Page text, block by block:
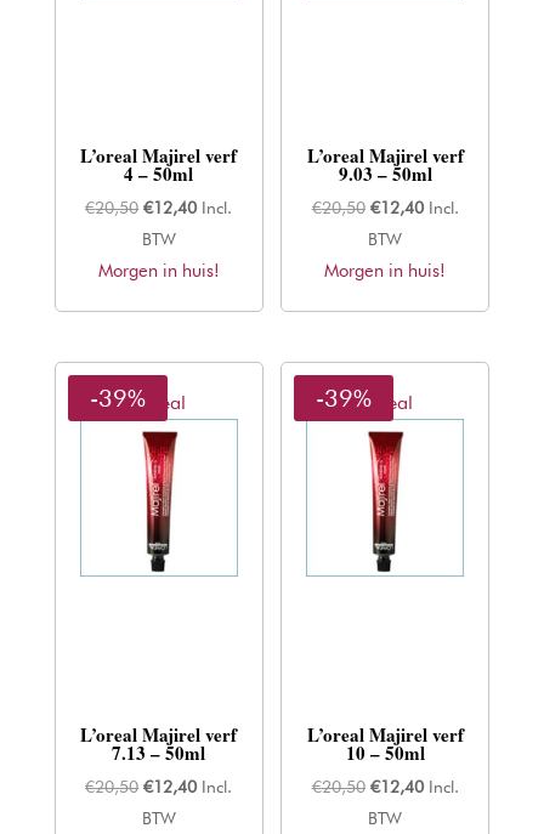
L’oreal Majirel verf
4 – 50ml
€20,50 Oorspronkelijke
prijs
was:
€12,40Huidige
is:
Incl.
BTW
Morgen in huis!
L’oreal Majirel verf
9.03 – 50ml
€20,50 Oorspronkelijke
prijs
was:
€12,40Huidige
is:
Incl.
BTW
Morgen in huis!
L'oreal
-39%
L’oreal Majirel verf
7.13 – 50ml
€20,50 Oorspronkelijke
prijs
€12,40Huidige
Incl.
BTW
L'oreal
-39%
L’oreal Majirel verf
10 – 50ml
€20,50 Oorspronkelijke
prijs
€12,40Huidige
Incl.
BTW